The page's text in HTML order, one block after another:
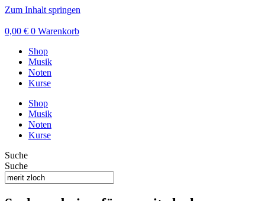
Zum Inhalt springen
0,00 € 0 Warenkorb
Shop
Musik
Noten
Kurse
Shop
Musik
Noten
Kurse
Suche
Suche